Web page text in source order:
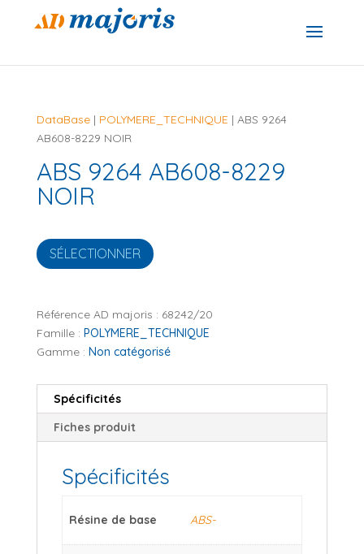
DataBase| POLYMERE_TECHNIQUE | ABS 9264
AB608-8229 NOIR
ABS 9264 AB608-8229
NOIR
SÉLECTIONNER
Référence AD majoris : 68242/20
Famille : POLYMERE_TECHNIQUE
Gamme : Non catégorisé
Spécificités
Fiches produit
Spécificités
Résine de base ABS-